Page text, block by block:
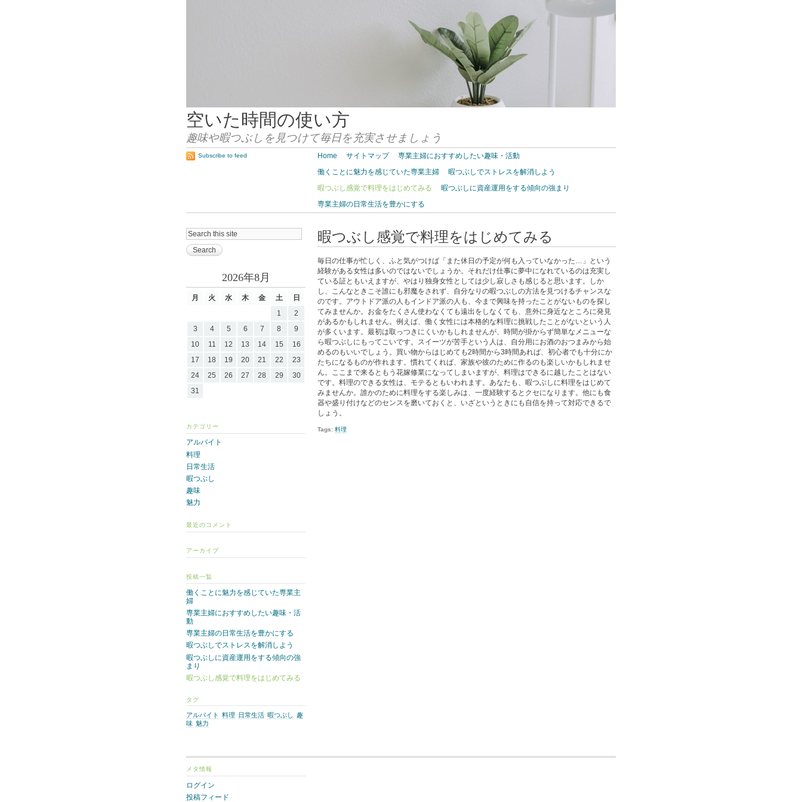
空いた時間の使い方
趣味や暇つぶしを見つけて毎日を充実させましょう
Home サイトマップ
専業主婦におすすめしたい趣味・活動
働くことに魅力を感じていた専業主婦
暇つぶしでストレスを解消しよう
暇つぶし感覚で料理をはじめてみる
暇つぶしに資産運用をする傾向の強まり
専業主婦の日常生活を豊かにする
Subscribe to feed
暇つぶし感覚で料理をはじめてみる
毎日の仕事が忙しく、ふと気がつけば「また休日の予定が何も入っていなかった…」という
経験がある女性は多いのではないでしょうか。それだけ仕事に夢中になれているのは充実し
ている証ともいえますが、やはり独身女性としては少し寂しさも感じると思います。しか
し、こんなときこそ誰にも邪魔をされず、自分なりの暇つぶしの方法を見つけるチャンスな
のです。アウトドア派の人もインドア派の人も、今まで興味を持ったことがないものを探し
てみませんか。お金をたくさん使わなくても遠出をしなくても、意外に身近なところに発見
があるかもしれません。例えば、働く女性には本格的な料理に挑戦したことがないという人
が多くいます。最初は取っつきにくいかもしれませんが、時間が掛からず簡単なメニューな
ら暇つぶしにもってこいです。スイーツが苦手という人は、自分用にお酒のおつまみから始
めるのもいいでしょう。買い物からはじめても2時間から3時間あれば、初心者でも十分にか
たちになるものが作れます。慣れてくれば、家族や彼のために作るのも楽しいかもしれませ
ん。ここまで来るともう花嫁修業になってしまいますが、料理はできるに越したことはない
です。料理のできる女性は、モテるともいわれます。あなたも、暇つぶしに料理をはじめて
みませんか。誰かのために料理をする楽しみは、一度経験するとクセになります。他にも食
器や盛り付けなどのセンスを磨いておくと、いざというときにも自信を持って対応できるで
しょう。
Tags: 料理
2026年8月
月 火 水 木 金 土
日
1
2
3
4 5 6 7 8
9
10
11 12 13 14 15
16
17
18 19 20 21 22
23
24
25 26 27 28 29
30
31
カテゴリー
アルバイト
料理
日常生活
暇つぶし
趣味
魅力
最近のコメント
アーカイブ
投稿一覧
働くことに魅力を感じていた専業主
婦
専業主婦におすすめしたい趣味・活
動
専業主婦の日常生活を豊かにする
暇つぶしでストレスを解消しよう
暇つぶしに資産運用をする傾向の強
まり
暇つぶし感覚で料理をはじめてみる
タグ
アルバイト 料理 日常生活 暇つぶし 趣
味 魅力
メタ情報
ログイン
投稿フィード